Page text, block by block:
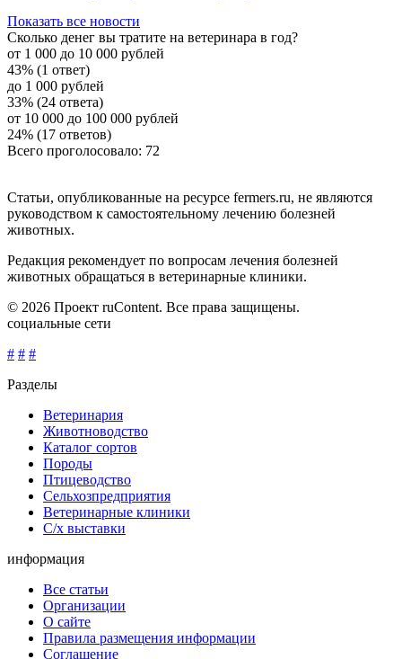
Показать все новости
Сколько денег вы тратите на ветеринара в год?
от 1 000 до 10 000 рублей
43% (1 ответ)
до 1 000 рублей
33% (24 ответа)
от 10 000 до 100 000 рублей
24% (17 ответов)
Всего проголосовало: 72
Статьи, опубликованные на ресурсе fermers.ru, не являются
руководством к самостоятельному лечению болезней
животных.
Редакция рекомендует по вопросам лечения болезней
животных обращаться в ветеринарные клиники.
© 2026 Проект ruContent. Все права защищены.
социальные сети
# # #
Разделы
Ветеринария
Животноводство
Каталог сортов
Породы
Птицеводство
Сельхозпредприятия
Ветеринарные клиники
С/х выставки
информация
Все статьи
Организации
О сайте
Правила размещения информации
Соглашение